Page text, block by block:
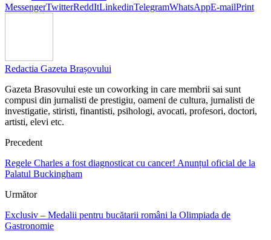
MessengerTwitterReddItLinkedinTelegramWhatsAppE-mailPrint
Redactia Gazeta Brașovului
Gazeta Brasovului este un coworking in care membrii sai sunt
compusi din jurnalisti de prestigiu, oameni de cultura, jurnalisti de
investigatie, stiristi, finantisti, psihologi, avocati, profesori, doctori,
artisti, elevi etc.
Precedent
Regele Charles a fost diagnosticat cu cancer! Anunțul oficial de la
Palatul Buckingham
Următor
Exclusiv – Medalii pentru bucătarii români la Olimpiada de
Gastronomie